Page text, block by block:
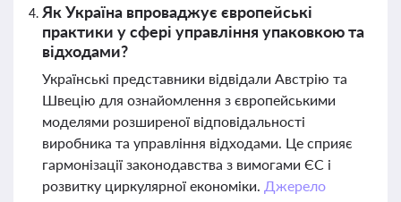
Як Україна впроваджує європейські
практики у сфері управління упаковкою та
відходами?
Українські представники відвідали Австрію та
Швецію для ознайомлення з європейськими
моделями розширеної відповідальності
виробника та управління відходами. Це сприяє
гармонізації законодавства з вимогами ЄС і
розвитку циркулярної економіки. Джерело